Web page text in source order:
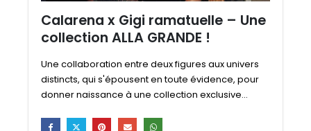
Calarena x Gigi ramatuelle – Une
collection ALLA GRANDE !
Une collaboration entre deux figures aux univers
distincts, qui s'épousent en toute évidence, pour
donner naissance à une collection exclusive...